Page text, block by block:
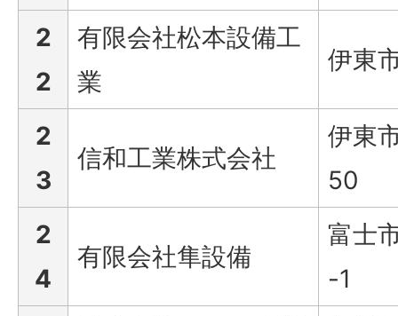
2
2
有限会社松本設備工
業
伊東
2
3
信和工業株式会社
伊東
50
2
4
有限会社隼設備
富士
-1